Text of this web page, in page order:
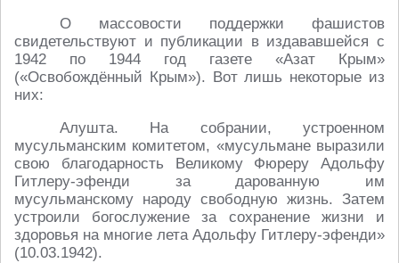
О массовости поддержки фашистов
свидетельствуют и публикации в издававшейся с
1942 по 1944 год газете «Азат Крым»
(«Освобождённый Крым»). Вот лишь некоторые из
них:
Алушта. На собрании, устроенном
мусульманским комитетом, «мусульмане выразили
свою благодарность Великому Фюреру Адольфу
Гитлеру-эфенди за дарованную им
мусульманскому народу свободную жизнь. Затем
устроили богослужение за сохранение жизни и
здоровья на многие лета Адольфу Гитлеру-эфенди»
(10.03.1942).